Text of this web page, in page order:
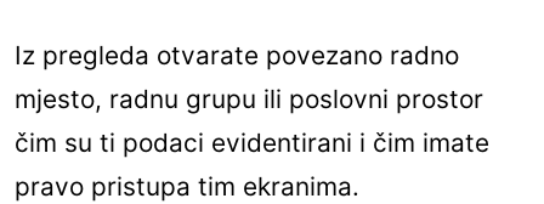
Iz pregleda otvarate povezano radno
mjesto, radnu grupu ili poslovni prostor
čim su ti podaci evidentirani i čim imate
pravo pristupa tim ekranima.